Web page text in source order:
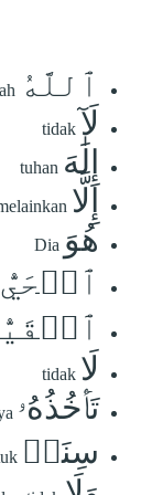
ٱللَّهُ
لَآ tidak
إِلَٰهَ tuhan
إِلَّا
هُوَ Dia
ٱلۡحَيُّ
لَا tidak
تَأۡخُذُهُۥ
سِنَةٞ